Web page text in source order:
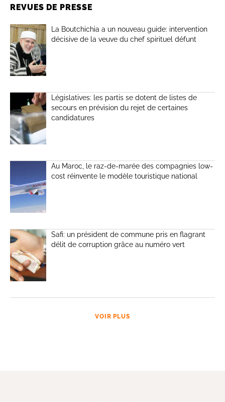
REVUES DE PRESSE
La Boutchichia a un nouveau guide: intervention
décisive de la veuve du chef spirituel défunt
Législatives: les partis se dotent de listes de
secours en prévision du rejet de certaines
candidatures
Au Maroc, le raz-de-marée des compagnies low-
cost réinvente le modèle touristique national
Safi: un président de commune pris en flagrant
délit de corruption grâce au numéro vert
VOIR PLUS